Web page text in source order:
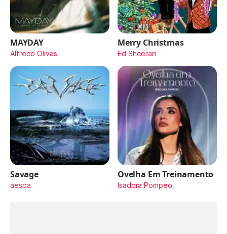
MAYDAY
Alfredo Olivas
Merry Christmas
Ed Sheeran
Savage
aespa
Ovelha Em Treinamento
Isadora Pompeo